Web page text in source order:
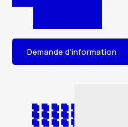
Demande d'information